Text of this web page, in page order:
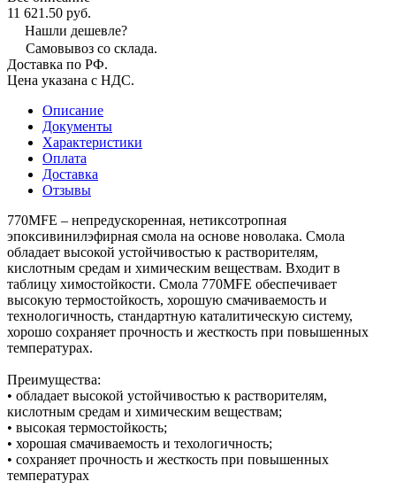
11 621.50 руб.
Нашли дешевле?
Самовывоз со склада.
Доставка по РФ.
Цена указана с НДС.
Описание
Документы
Характеристики
Оплата
Доставка
Отзывы
770MFE – непредускоренная, нетиксотропная
эпоксивинилэфирная смола на основе новолака. Смола
обладает высокой устойчивостью к растворителям,
кислотным средам и химическим веществам. Входит в
таблицу химостойкости. Смола 770MFE обеспечивает
высокую термостойкость, хорошую смачиваемость и
технологичность, стандартную каталитическую систему,
хорошо сохраняет прочность и жесткость при повышенных
температурах.
Преимущества:
• обладает высокой устойчивостью к растворителям,
кислотным средам и химическим веществам;
• высокая термостойкость;
• хорошая смачиваемость и техологичность;
• сохраняет прочность и жесткость при повышенных
температурах